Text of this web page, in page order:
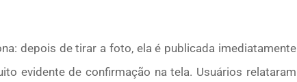
depois de tirar a foto, ela é publicada imediatamente
evidente de confirmação na tela. Usuários relataram